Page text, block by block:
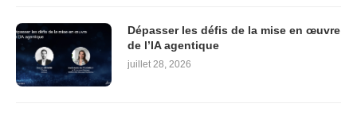
Dépasser les défis de la mise en œuvre
de l’IA agentique
juillet 28, 2026